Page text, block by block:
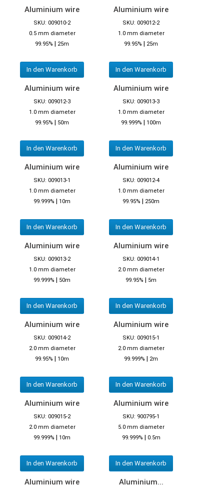
Aluminium wire
SKU: 009010-2
0.5 mm diameter
99.95% | 25m
In den Warenkorb
Aluminium wire
SKU: 009012-2
1.0 mm diameter
99.95% | 25m
In den Warenkorb
Aluminium wire
SKU: 009012-3
1.0 mm diameter
99.95% | 50m
In den Warenkorb
Aluminium wire
SKU: 009013-3
1.0 mm diameter
99.999% | 100m
In den Warenkorb
Aluminium wire
SKU: 009013-1
1.0 mm diameter
99.999% | 10m
In den Warenkorb
Aluminium wire
SKU: 009012-4
1.0 mm diameter
99.95% | 250m
In den Warenkorb
Aluminium wire
SKU: 009013-2
1.0 mm diameter
99.999% | 50m
In den Warenkorb
Aluminium wire
SKU: 009014-1
2.0 mm diameter
99.95% | 5m
In den Warenkorb
Aluminium wire
SKU: 009014-2
2.0 mm diameter
99.95% | 10m
In den Warenkorb
Aluminium wire
SKU: 009015-1
2.0 mm diameter
99.999% | 2m
In den Warenkorb
Aluminium wire
SKU: 009015-2
2.0 mm diameter
99.999% | 10m
In den Warenkorb
Aluminium wire
SKU: 900795-1
5.0 mm diameter
99.999% | 0.5m
In den Warenkorb
Aluminium wire Aluminium...